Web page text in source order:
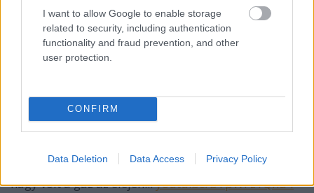
I want to allow Google to enable storage
related to security, including authentication
functionality and fraud prevention, and other
user protection.
CONFIRM
Data Deletion Data Access Privacy Policy
VAGY
András L
Emlékszem Domingo '87-es pesti Aidájára. Ott is
nagy volt a gáz az elején...youtu.be/bTpWFz1Qnd4